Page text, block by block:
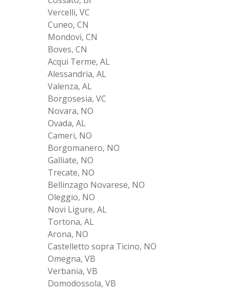
Vercelli, VC
Cuneo, CN
Mondovì, CN
Boves, CN
Acqui Terme, AL
Alessandria, AL
Valenza, AL
Borgosesia, VC
Novara, NO
Ovada, AL
Cameri, NO
Borgomanero, NO
Galliate, NO
Trecate, NO
Bellinzago Novarese, NO
Oleggio, NO
Novi Ligure, AL
Tortona, AL
Arona, NO
Castelletto sopra Ticino, NO
Omegna, VB
Verbania, VB
Domodossola, VB